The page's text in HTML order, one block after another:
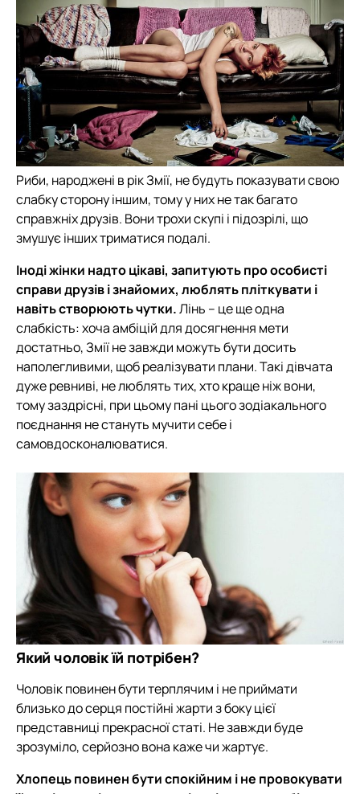
Риби, народжені в рік Змії, не будуть показувати свою
слабку сторону іншим, тому у них не так багато
справжніх друзів. Вони трохи скупі і підозрілі, що
змушує інших триматися подалі.
Іноді жінки надто цікаві, запитують про особисті
справи друзів і знайомих, люблять пліткувати і
навіть створюють чутки.Лінь – це ще одна
слабкість: хоча амбіцій для досягнення мети
достатньо, Змії не завжди можуть бути досить
наполегливими, щоб реалізувати плани. Такі дівчата
дуже ревниві, не люблять тих, хто краще ніж вони,
тому заздрісні, при цьому пані цього зодіакального
поєднання не стануть мучити себе і
самовдосконалюватися.
Який чоловік їй потрібен?
Чоловік повинен бути терплячим і не приймати
близько до серця постійні жарти з боку цієї
представниці прекрасної статі. Не завжди буде
зрозуміло, серйозно вона каже чи жартує.
Хлопець повинен бути спокійним і не провокувати